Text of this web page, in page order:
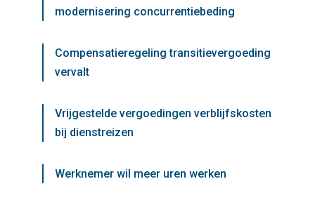
modernisering concurrentiebeding
Compensatieregeling transitievergoeding
vervalt
Vrijgestelde vergoedingen verblijfskosten
bij dienstreizen
Werknemer wil meer uren werken